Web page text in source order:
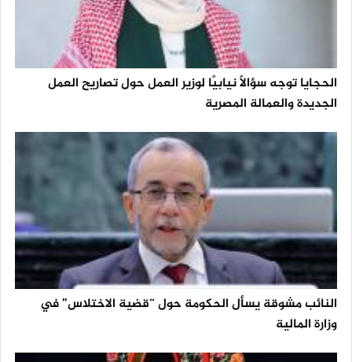
الحجايا توجه سؤالًا نيابيًا لوزير العمل حول تصاريح العمل
الجديدة والعمالة المصرية
النائب مشوقة يسأل الحكومة حول “قضية الاختلاس” في
وزارة المالية